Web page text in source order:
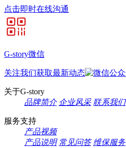
点击即时在线沟通
G-story微信
关注我们获取最新动态
关于G-story
品牌简介 企业风采 联系我们
服务支持
产品视频
产品说明 常见问答 维保服务